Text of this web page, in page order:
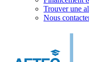
Trouver une
Nous